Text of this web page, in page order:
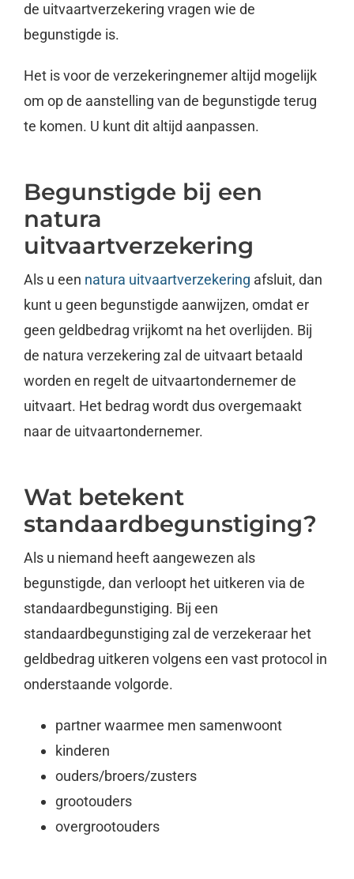
de uitvaartverzekering vragen wie de
begunstigde is.
Het is voor de verzekeringnemer altijd mogelijk
om op de aanstelling van de begunstigde terug
te komen. U kunt dit altijd aanpassen.
Begunstigde bij een
natura
uitvaartverzekering
Als u een natura uitvaartverzekering afsluit, dan
kunt u geen begunstigde aanwijzen, omdat er
geen geldbedrag vrijkomt na het overlijden. Bij
de natura verzekering zal de uitvaart betaald
worden en regelt de uitvaartondernemer de
uitvaart. Het bedrag wordt dus overgemaakt
naar de uitvaartondernemer.
Wat betekent
standaardbegunstiging?
Als u niemand heeft aangewezen als
begunstigde, dan verloopt het uitkeren via de
standaardbegunstiging. Bij een
standaardbegunstiging zal de verzekeraar het
geldbedrag uitkeren volgens een vast protocol in
onderstaande volgorde.
partner waarmee men samenwoont
kinderen
ouders/broers/zusters
grootouders
overgrootouders